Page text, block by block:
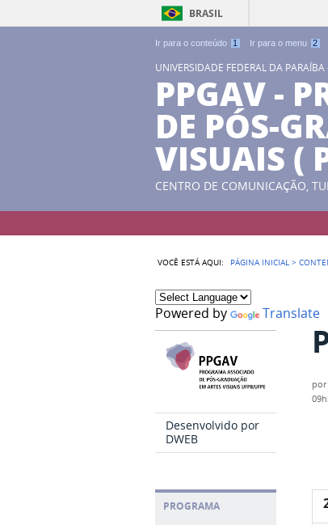
Ir para o conteúdo 1 Ir para o menu 2
BRASIL
UNIVERSIDADE FEDERAL DA PARAÍBA
PPGAV -
DE PÓS-
VISUAIS (
CENTRO DE COMUNICAÇÃO,
VOCÊ ESTÁ AQUI: PÁGINA INICIAL >
Powered by Translate
Desenvolvido por
DWEB
PROGRAMA